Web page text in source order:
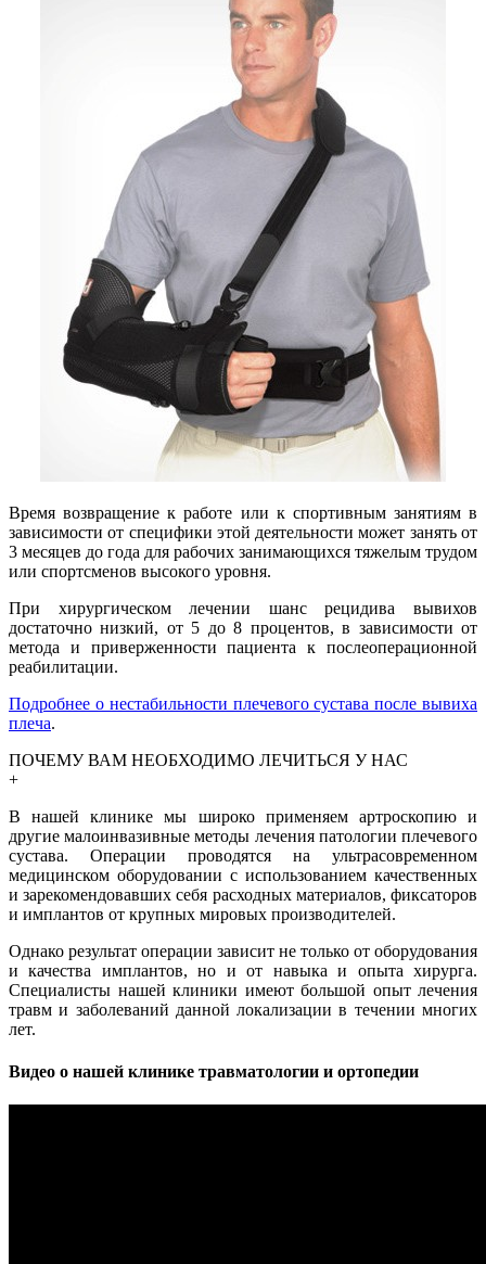
Время возвращение к работе или к спортивным занятиям в
зависимости от специфики этой деятельности может занять от
3 месяцев до года для рабочих занимающихся тяжелым трудом
или спортсменов высокого уровня.
При хирургическом лечении шанс рецидива вывихов
достаточно низкий, от 5 до 8 процентов, в зависимости от
метода и приверженности пациента к послеоперационной
реабилитации.
Подробнее о нестабильности плечевого сустава после вывиха
плеча.
ПОЧЕМУ ВАМ НЕОБХОДИМО ЛЕЧИТЬСЯ У НАС
+
В нашей клинике мы широко применяем артроскопию и
другие малоинвазивные методы лечения патологии плечевого
сустава. Операции проводятся на ультрасовременном
медицинском оборудовании с использованием качественных
и зарекомендовавших себя расходных материалов, фиксаторов
и имплантов от крупных мировых производителей.
Однако результат операции зависит не только от оборудования
и качества имплантов, но и от навыка и опыта хирурга.
Специалисты нашей клиники имеют большой опыт лечения
травм и заболеваний данной локализации в течении многих
лет.
Видео о нашей клинике травматологии и ортопедии